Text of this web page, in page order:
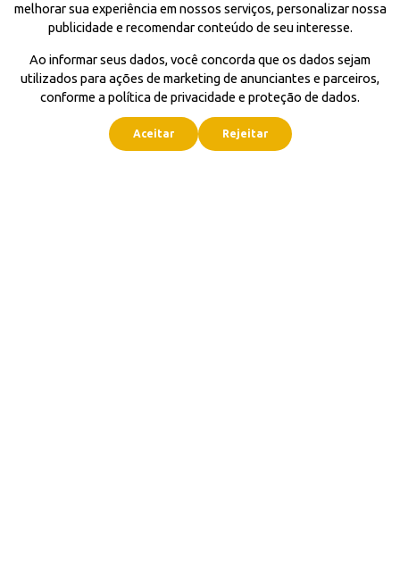
melhorar sua experiência em nossos serviços, personalizar nossa
publicidade e recomendar conteúdo de seu interesse.
Ao informar seus dados, você concorda que os dados sejam
utilizados para ações de marketing de anunciantes e parceiros,
conforme a política de privacidade e proteção de dados.
Aceitar Rejeitar